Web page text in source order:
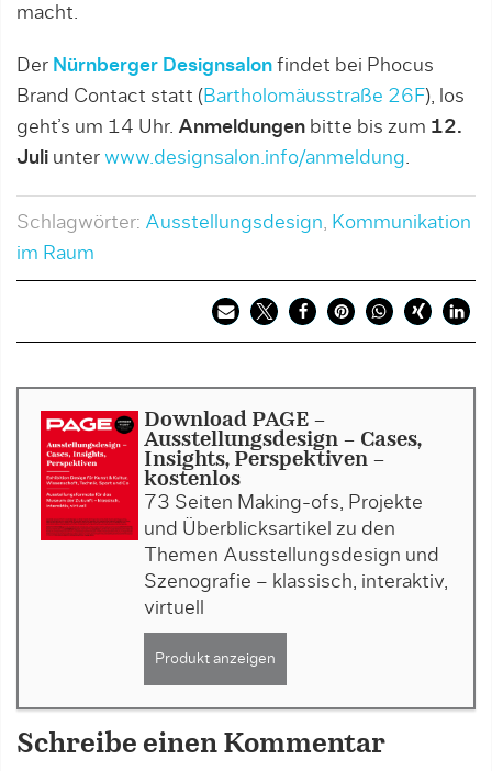
macht.
Der Nürnberger Designsalon findet bei Phocus
Brand Contact statt (Bartholomäusstraße 26F), los
geht’s um 14 Uhr. Anmeldungen bitte bis zum 12.
Juli unter www.designsalon.info/anmeldung.
Schlagwörter: Ausstellungsdesign, Kommunikation
im Raum
Download PAGE -
Ausstellungsdesign - Cases,
Insights, Perspektiven -
kostenlos
73 Seiten Making-ofs, Projekte
und Überblicksartikel zu den
Themen Ausstellungsdesign und
Szenografie – klassisch, interaktiv,
virtuell
Produkt anzeigen
Schreibe einen Kommentar